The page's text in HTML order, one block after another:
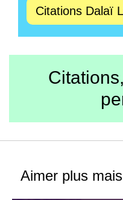
Citations Dalaï
Aimer plus